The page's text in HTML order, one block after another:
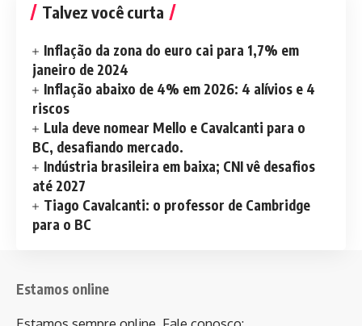
Talvez você curta
Inflação da zona do euro cai para 1,7% em
janeiro de 2024
Inflação abaixo de 4% em 2026: 4 alívios e 4
riscos
Lula deve nomear Mello e Cavalcanti para o
BC, desafiando mercado.
Indústria brasileira em baixa; CNI vê desafios
até 2027
Tiago Cavalcanti: o professor de Cambridge
para o BC
Estamos online